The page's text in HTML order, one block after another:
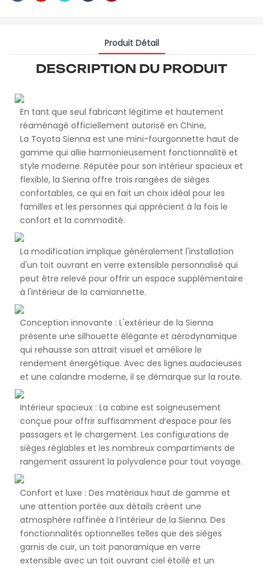
Produit Détail
DESCRIPTION DU PRODUIT
En tant que seul fabricant légitime et hautement
réaménagé officiellement autorisé en Chine,
La Toyota Sienna est une mini-fourgonnette haut de
gamme qui allie harmonieusement fonctionnalité et
style moderne. Réputée pour son intérieur spacieux et
flexible, la Sienna offre trois rangées de sièges
confortables, ce qui en fait un choix idéal pour les
familles et les personnes qui apprécient à la fois le
confort et la commodité.
La modification implique généralement l'installation
d'un toit ouvrant en verre extensible personnalisé qui
peut être relevé pour offrir un espace supplémentaire
à l'intérieur de la camionnette.
Conception innovante : L'extérieur de la Sienna
présente une silhouette élégante et aérodynamique
qui rehausse son attrait visuel et améliore le
rendement énergétique. Avec des lignes audacieuses
et une calandre moderne, il se démarque sur la route.
Intérieur spacieux : La cabine est soigneusement
conçue pour offrir suffisamment d’espace pour les
passagers et le chargement. Les configurations de
sièges réglables et les nombreux compartiments de
rangement assurent la polyvalence pour tout voyage.
Confort et luxe : Des matériaux haut de gamme et
une attention portée aux détails créent une
atmosphère raffinée à l’intérieur de la Sienna. Des
fonctionnalités optionnelles telles que des sièges
garnis de cuir, un toit panoramique en verre
extensible avec un toit ouvrant ciel étoilé et un